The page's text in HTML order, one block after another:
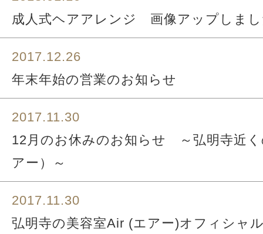
成人式ヘアアレンジ 画像アップしま
2017.12.26
年末年始の営業のお知らせ
2017.11.30
12月のお休みのお知らせ ～弘明寺近
アー）～
2017.11.30
弘明寺の美容室Air (エアー)オフィシャ